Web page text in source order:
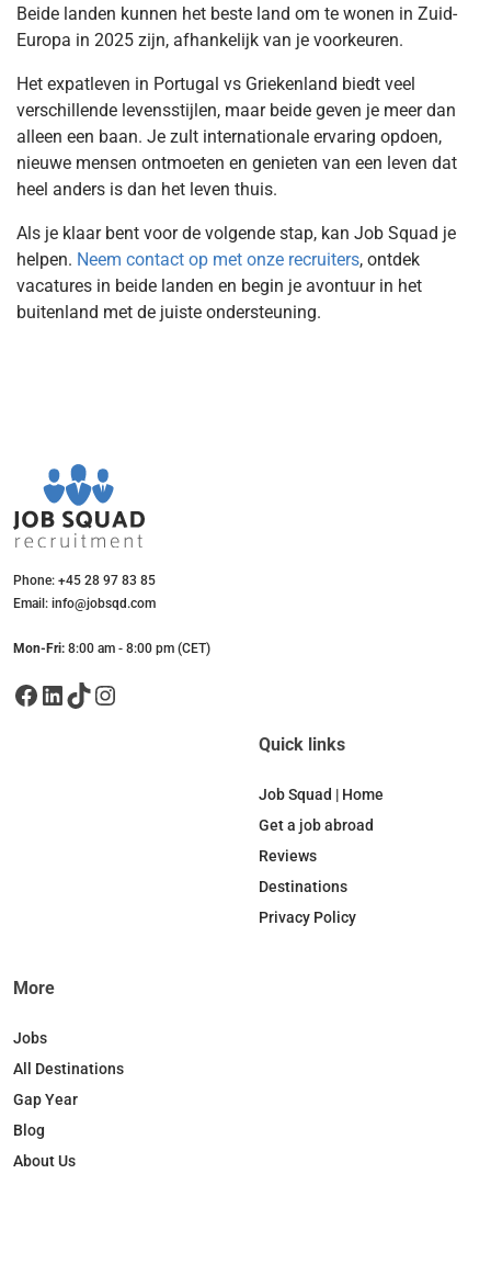
Beide landen kunnen het beste land om te wonen in Zuid-
Europa in 2025 zijn, afhankelijk van je voorkeuren.
Het expatleven in Portugal vs Griekenland biedt veel
verschillende levensstijlen, maar beide geven je meer dan
alleen een baan. Je zult internationale ervaring opdoen,
nieuwe mensen ontmoeten en genieten van een leven dat
heel anders is dan het leven thuis.
Als je klaar bent voor de volgende stap, kan Job Squad je
helpen. Neem contact op met onze recruiters, ontdek
vacatures in beide landen en begin je avontuur in het
buitenland met de juiste ondersteuning.
Phone: +45 28 97 83 85
Email: info@jobsqd.com
Mon-Fri: 8:00 am - 8:00 pm (CET)
Facebook LinkedIn TikTok Instagram
Quick links
Job Squad | Home
Get a job abroad
Reviews
Destinations
Privacy Policy
More
Jobs
All Destinations
Gap Year
Blog
About Us